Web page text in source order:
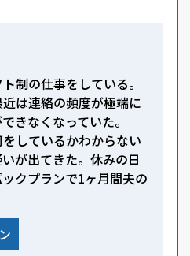
制の仕事をしている。
は連絡の頻度が極端に
きなくなっていた。
しているかわからない
が出てきた。休みの日
クプランで1ヶ月間夫の